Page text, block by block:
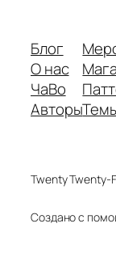
Блог
О нас
ЧаВо
Авторы
Twenty Twenty-
Создано с